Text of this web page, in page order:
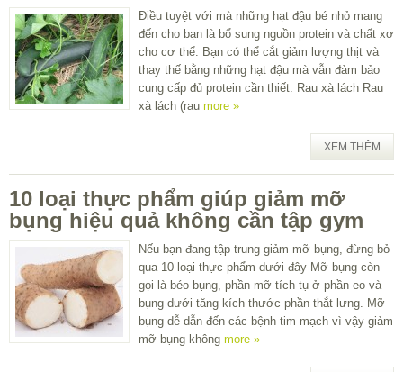
Điều tuyệt với mà những hạt đậu bé nhỏ mang
đến cho bạn là bổ sung nguồn protein và chất xơ
cho cơ thể. Bạn có thể cắt giảm lượng thịt và
thay thế bằng những hạt đậu mà vẫn đảm bảo
cung cấp đủ protein cần thiết. Rau xà lách Rau
xà lách (rau more »
XEM THÊM
10 loại thực phẩm giúp giảm mỡ
bụng hiệu quả không cần tập gym
Nếu bạn đang tập trung giảm mỡ bụng, đừng bỏ
qua 10 loại thực phẩm dưới đây Mỡ bụng còn
gọi là béo bụng, phần mỡ tích tụ ở phần eo và
bụng dưới tăng kích thước phần thắt lưng. Mỡ
bụng dễ dẫn đến các bệnh tim mạch vì vậy giảm
mỡ bụng không more »